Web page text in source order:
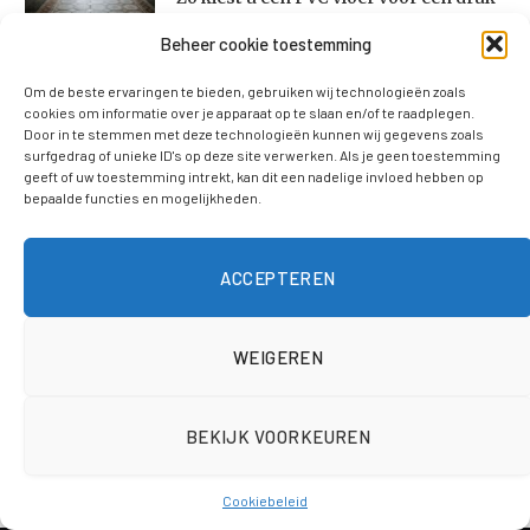
Beheer cookie toestemming
Om de beste ervaringen te bieden, gebruiken wij technologieën zoals
cookies om informatie over je apparaat op te slaan en/of te raadplegen.
Door in te stemmen met deze technologieën kunnen wij gegevens zoals
surfgedrag of unieke ID's op deze site verwerken. Als je geen toestemming
geeft of uw toestemming intrekt, kan dit een nadelige invloed hebben op
bepaalde functies en mogelijkheden.
ACCEPTEREN
WEIGEREN
BEKIJK VOORKEUREN
Cookiebeleid
Zo kies je een koelbox die echt past bij
jouw dagje weg
29 juli 2026
gebeurt er met oud ijzer?
27 juli 2026